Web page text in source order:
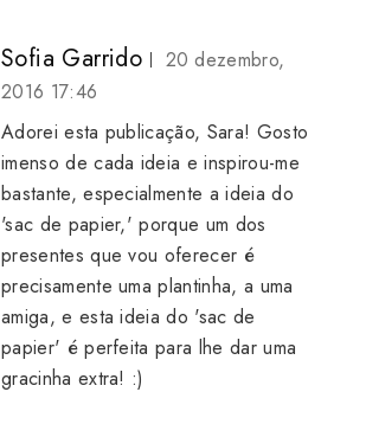
Sofia Garrido
20 dezembro,
2016 17:46
Adorei esta publicação, Sara! Gosto
imenso de cada ideia e inspirou-me
bastante, especialmente a ideia do
'sac de papier,' porque um dos
presentes que vou oferecer é
precisamente uma plantinha, a uma
amiga, e esta ideia do 'sac de
papier' é perfeita para lhe dar uma
gracinha extra! :)